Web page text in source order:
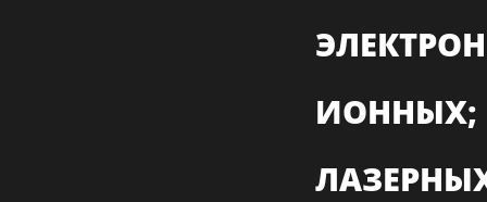
ИОННЫХ;